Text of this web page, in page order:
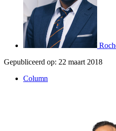
Gepubliceerd op: 22 maart 2018
Column